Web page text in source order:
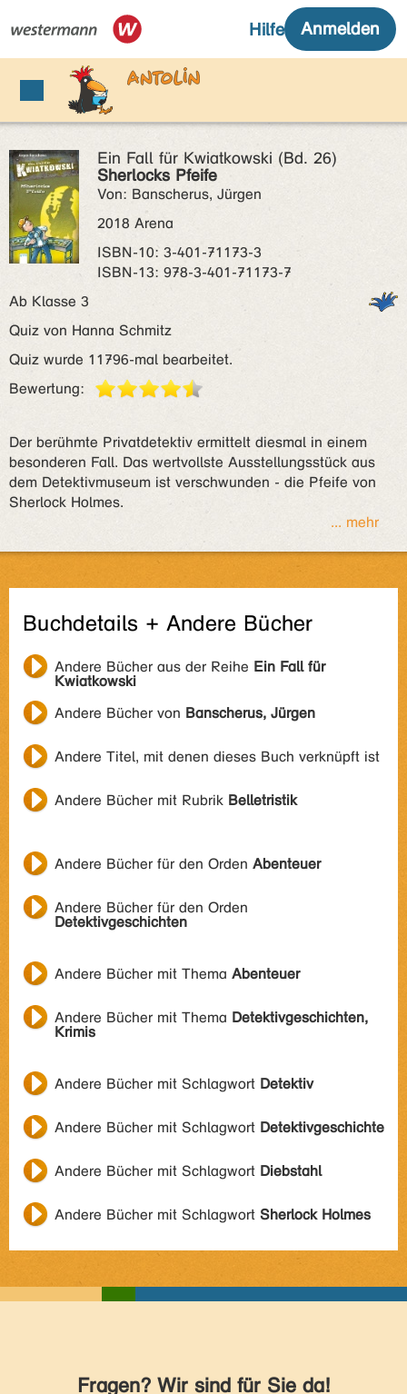
Ein Fall für Kwiatkowski (Bd. 26)
Sherlocks Pfeife
Von: Banscherus, Jürgen
2018 Arena
ISBN‑10: 3-401-71173-3
ISBN‑13: 978-3-401-71173-7
Ab Klasse 3
Quiz von Hanna Schmitz
Quiz wurde 11796-mal bearbeitet.
Bewertung:
Der berühmte Privatdetektiv ermittelt diesmal in einem
besonderen Fall. Das wertvollste Ausstellungsstück aus
dem Detektivmuseum ist verschwunden - die Pfeife von
Sherlock Holmes.
... mehr
Buchdetails + Andere Bücher
Andere Bücher aus der Reihe Ein Fall für
Kwiatkowski
Andere Bücher von Banscherus, Jürgen
Andere Titel, mit denen dieses Buch verknüpft ist
Andere Bücher mit Rubrik Belletristik
Andere Bücher für den Orden Abenteuer
Andere Bücher für den Orden
Detektivgeschichten
Andere Bücher mit Thema Abenteuer
Andere Bücher mit Thema Detektivgeschichten,
Krimis
Andere Bücher mit Schlagwort Detektiv
Andere Bücher mit Schlagwort Detektivgeschichte
Andere Bücher mit Schlagwort Diebstahl
Andere Bücher mit Schlagwort Sherlock Holmes